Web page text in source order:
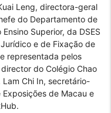
Leng, directora-geral
do Departamento de
Superior, da DSES
e de Fixação de
representada pelos
do Colégio Chao
Chi In, secretário-
de Macau e